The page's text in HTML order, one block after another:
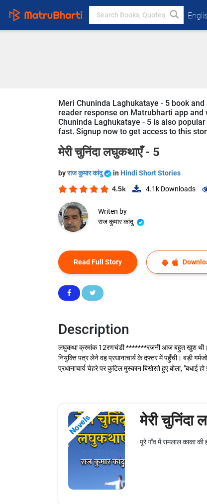
Meri Chuninda Laghukataye - 5 book
reader response on Matrubharti app
Chuninda Laghukataye - 5 is also
fast. Signup now to get access to this
मेरी चुनिंदा लघुकथाएँ - 5
byराज कुमार कांदु in Hindi Short Stories
4.5k 4.1k Downloads
Writen by
राज कुमार कांदु
Read Full Story
Description
लघुकथा क्रमांक 12रणचंडी *******रजनी आज बहुत खुश थी।
नियुक्ति पत्र लेने वह प्रधानाचार्य के दफ्तर में पहुँची। बड़ी
प्रधानाचार्य चेहरे पर कुटिल मुस्कान बिखेरते हुए बोला, "बधाई हो
Novels मेरी चुनिंदा
पूरे गाँव में रामलाल काका